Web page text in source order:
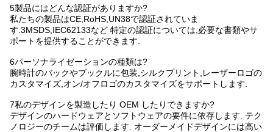
5製品にはどんな認証がありますか?
私たちの製品はCE,RoHS,UN38で認証されていま
す.3MSDS,IEC62133など 特定の認証については,必要な書類やサ
ポートを提供することができます.
6パーソナライゼーションの種類は?
腕時計のバックやブックルに包装,シルクプリント,レーザーロゴの
カスタマイズ,オン/オフロゴのカスタマイズをサポートします.
7私のデザインを製造したり OEM したりできますか?
デザインのハードウェアとソフトウェアの要件に依存します. テク
ノロジーのチームは評価します. オーダーメイドデザインには高い